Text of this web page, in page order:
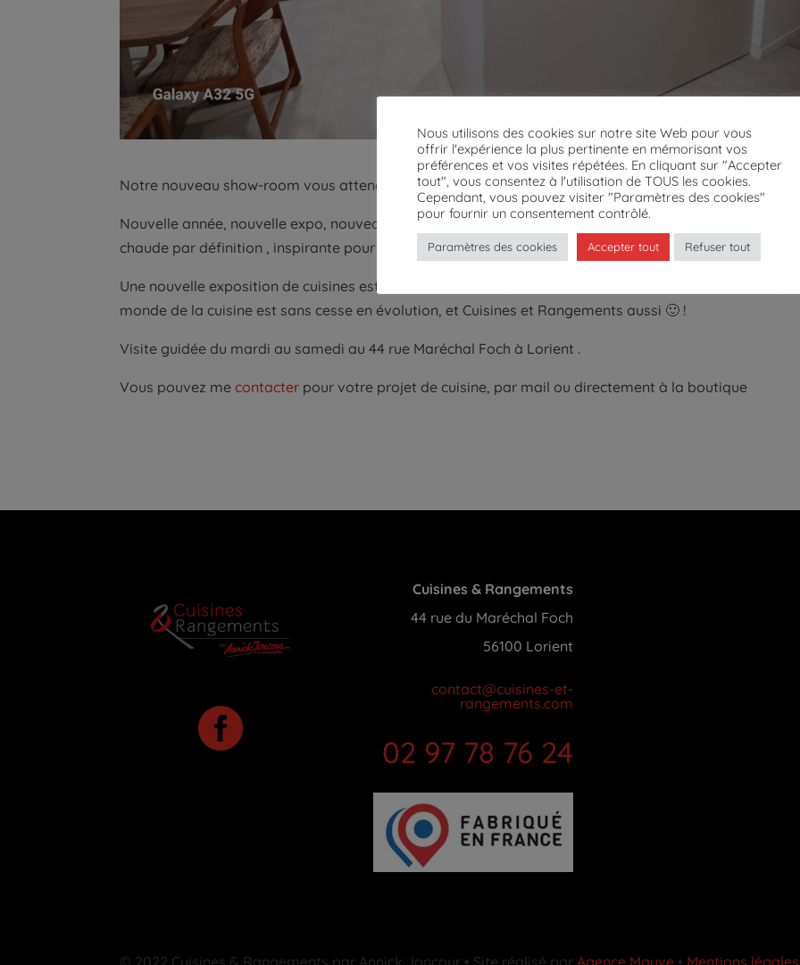
Notre nouveau show-room vous attend !
Nouvelle année, nouvelle expo, nouveau show-room ! le grand retour du coloris Terracotta , couleur
chaude par définition , inspirante pour de belles associations de couleurs.
Une nouvelle exposition de cuisines est à découvrir au magasin, nouvelles couleurs, nouveaux
monde de la cuisine est sans cesse en évolution, et Cuisines et Rangements aussi 🙂 !
Visite guidée du mardi au samedi au 44 rue Maréchal Foch à Lorient .
Vous pouvez mecontacter pour votre projet de cuisine, par mail ou directement à la boutique

Cuisines & Rangements
44 rue du Maréchal Foch
56100 Lorient
contact@cuisines-et-
rangements.com
02 97 78 76 24
Nous utilisons des cookies sur notre site Web pour vous
offrir l'expérience la plus pertinente en mémorisant vos
préférences et vos visites répétées. En cliquant sur "Accepter
tout", vous consentez à l'utilisation de TOUS les cookies.
Cependant, vous pouvez visiter "Paramètres des cookies"
pour fournir un consentement contrôlé.
Paramètres des cookies Accepter tout Refuser tout